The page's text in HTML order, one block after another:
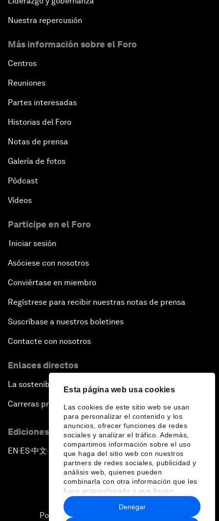
Esta página web usa cookies
Las cookies de este sitio web se usan
para personalizar el contenido y los
anuncios, ofrecer funciones de redes
sociales y analizar el tráfico. Además,
compartimos información sobre el uso
que haga del sitio web con nuestros
partners de redes sociales, publicidad y
análisis web, quienes pueden
combinarla con otra información que les
haya proporcionado o que hayan
recopilado a partir del uso que haya
hecho de sus servicios.
Denegar
Nuestra repercusión
Más información sobre el Foro
Centros
Reuniones
Partes interesadas
Historias del Foro
Notas de prensa
Galería de fotos
Pódcast
Vídeos
Participe en el Foro
Iniciar sesión
Asóciese con nosotros
Conviértase en miembro
Regístrese para recibir nuestras notas de prensa
Suscríbase a nuestros boletines
Contacte con nosotros
Enlaces directos
La sostenibilidad en el Foro
Carreras profesionales
Ediciones en otros idiomas
EN ▪ES▪中文▪ 日本語
Política de privacidad y normas de uso